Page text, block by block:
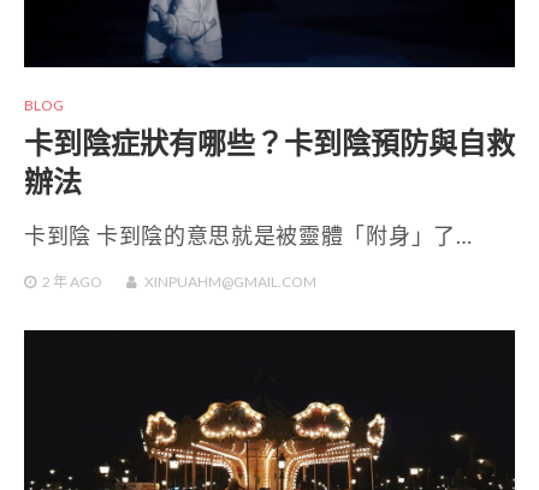
BLOG
卡到陰症狀有哪些？卡到陰預防與自救
辦法
卡到陰 卡到陰的意思就是被靈體「附身」了…
2 年AGO XINPUAHM@GMAIL.COM